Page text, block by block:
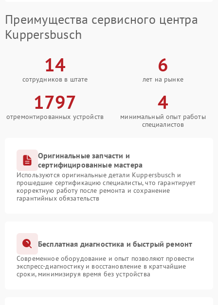
Преимущества сервисного центра
Kuppersbusch
14
сотрудников в штате
6
лет на рынке
1797
отремонтированных устройств
4
минимальный опыт работы
специалистов
Оригинальные запчасти и
сертифицированные мастера
Используются оригинальные детали Kuppersbusch и
прошедшие сертификацию специалисты, что гарантирует
корректную работу после ремонта и сохранение
гарантийных обязательств
Бесплатная диагностика и быстрый ремонт
Современное оборудование и опыт позволяют провести
экспресс-диагностику и восстановление в кратчайшие
сроки, минимизируя время без устройства